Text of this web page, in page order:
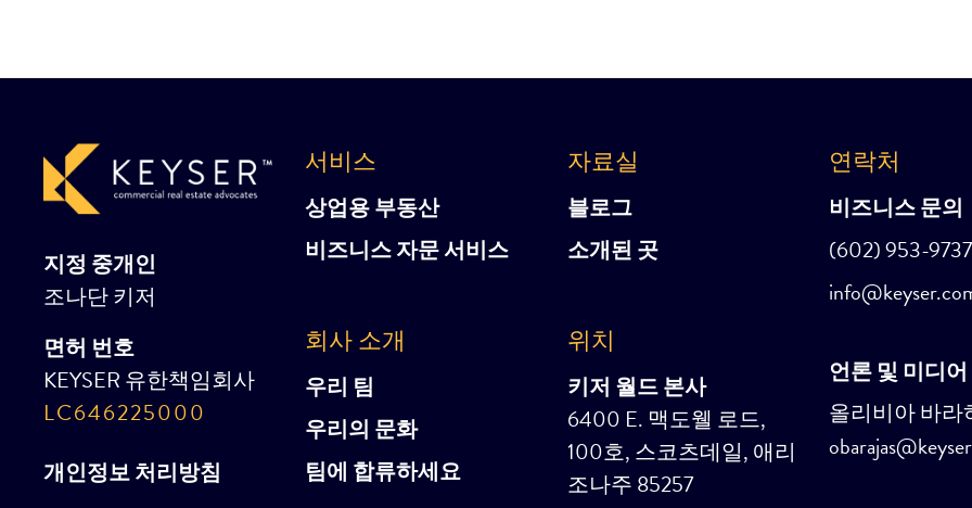
지정 중개인
조나단 키저
면허 번호
KEYSER 유한책임회사
LC646225000
개인정보 처리방침
서비스
상업용 부동산
비즈니스 자문 서비스
회사 소개
우리 팀
우리의 문화
팀에 합류하세요
자료실
블로그
소개된 곳
위치
키저 월드 본사
6400 E. 맥도웰 로드,
100호, 스코츠데일, 애리
조나주 85257
연락처
비즈니스 문의
(602) 953-9737
언론 및 미디
올리비아 바라